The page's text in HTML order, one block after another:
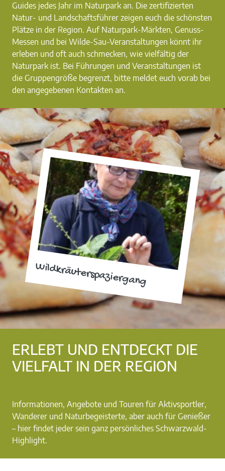
Wildkräuterspaziergang
Guides jedes Jahr im Naturpark an. Die zertifizierten
Natur- und Landschaftsführer zeigen euch die schönsten
Plätze in der Region. Auf Naturpark-Märkten, Genuss-
Messen und bei Wilde-Sau-Veranstaltungen könnt ihr
erleben und oft auch schmecken, wie vielfältig der
Naturpark ist. Bei Führungen und Veranstaltungen ist
die Gruppengröße begrenzt, bitte meldet euch vorab bei
den angegebenen Kontakten an.
ERLEBT UND ENTDECKT DIE
VIELFALT IN DER REGION
Informationen, Angebote und Touren für Aktivsportler,
Wanderer und Naturbegeisterte, aber auch für Genießer
– hier findet jeder sein ganz persönliches Schwarzwald-
Highlight.